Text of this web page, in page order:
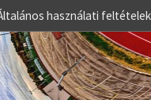
használati feltételek